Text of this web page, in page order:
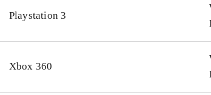
til en bred målgruppe, og er efter min
Playstation 3
Xbox 360